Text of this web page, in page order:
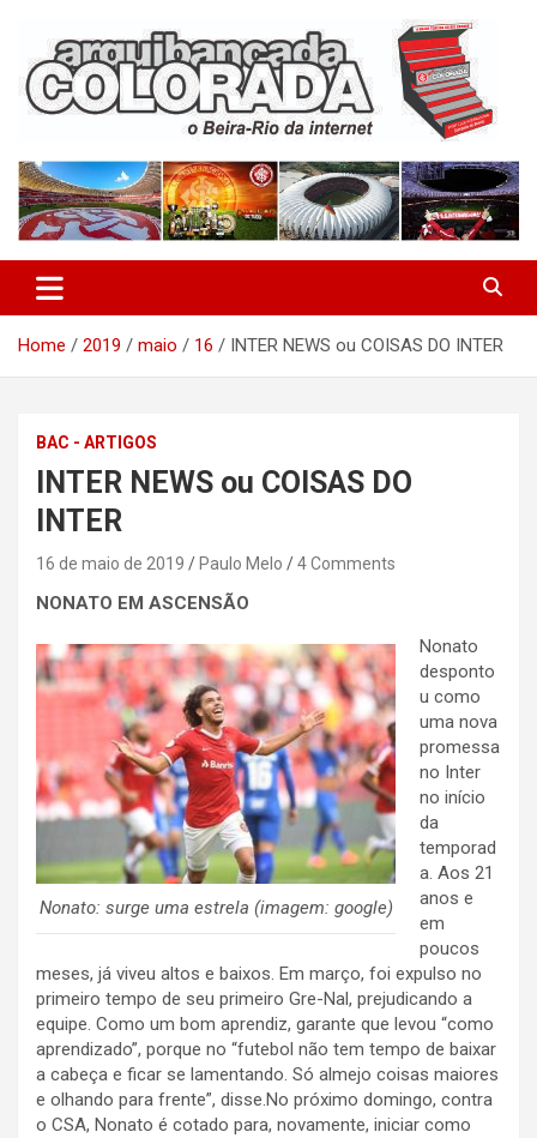
content
Arquibancada Colorada
Home 2019 maio 16 INTER NEWS ou COISAS DO INTER
BAC - ARTIGOS
INTER NEWS ou COISAS DO
INTER
16 de maio de 2019 Paulo Melo 4 Comments
NONATO EM ASCENSÃO
Nonato: surge uma estrela (imagem: google)
Nonato
desponto
u como
uma nova
promessa
no Inter
no início
da
temporad
a. Aos 21
anos e
em
poucos
meses, já viveu altos e baixos. Em março, foi expulso no
primeiro tempo de seu primeiro Gre-Nal, prejudicando a
equipe. Como um bom aprendiz, garante que levou “como
aprendizado”, porque no “futebol não tem tempo de baixar
a cabeça e ficar se lamentando. Só almejo coisas maiores
e olhando para frente”, disse.No próximo domingo, contra
o CSA, Nonato é cotado para, novamente, iniciar como